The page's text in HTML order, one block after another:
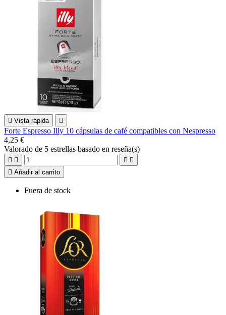
 Vista rápida 
Forte Espresso Illy 10 cápsulas de café compatibles con Nespresso
4,25 €
Valorado de 5 estrellas basado en reseña(s)
   
 Añadir al carrito
Fuera de stock